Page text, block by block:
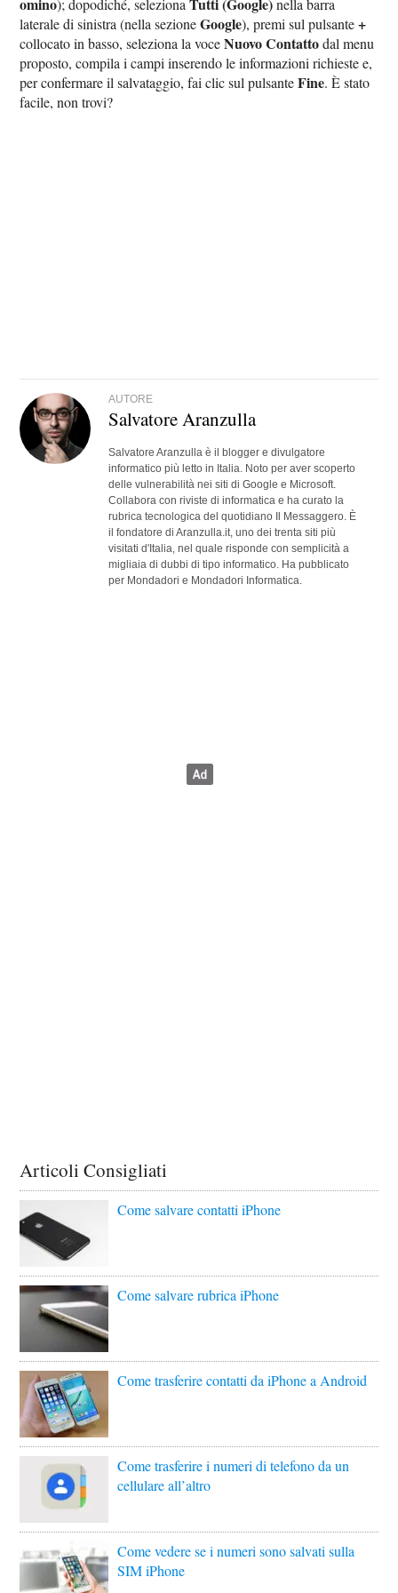
omino); dopodiché, selezionaTutti (Google)nella barra
laterale di sinistra (nella sezioneGoogle), premi sul pulsante+
collocato in basso, seleziona la voceNuovo Contattodal menu
proposto, compila i campi inserendo le informazioni richieste e,
per confermare il salvataggio, fai clic sul pulsanteFine. È stato
facile, non trovi?
AUTORE
Salvatore Aranzulla
Salvatore Aranzulla è il blogger e divulgatore
informatico più letto in Italia. Noto per aver scoperto
delle vulnerabilità nei siti di Google e Microsoft.
Collabora con riviste di informatica e ha curato la
rubrica tecnologica del quotidiano Il Messaggero. È
il fondatore di Aranzulla.it, uno dei trenta siti più
visitati d'Italia, nel quale risponde con semplicità a
migliaia di dubbi di tipo informatico. Ha pubblicato
per Mondadori e Mondadori Informatica.
Articoli Consigliati
Come salvare contatti iPhone
Come salvare rubrica iPhone
Come trasferire contatti da iPhone a Android
Come trasferire i numeri di telefono da un
cellulare all’altro
Come vedere se i numeri sono salvati sulla
SIM iPhone